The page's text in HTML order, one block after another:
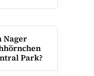
Nager
Park?